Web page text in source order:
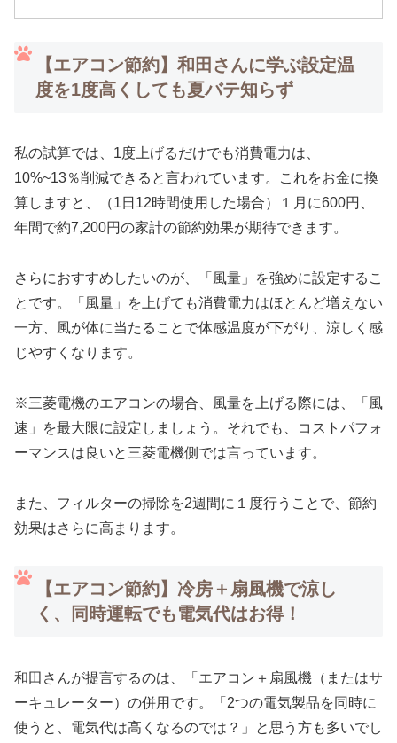
【エアコン節約】和田さんに学ぶ設定温
度を1度高くしても夏バテ知らず
私の試算では、1度上げるだけでも消費電力は、
10%~13％削減できると言われています。これをお金に換
算しますと、（1日12時間使用した場合）１月に600円、
年間で約7,200円の家計の節約効果が期待できます。
さらにおすすめしたいのが、「風量」を強めに設定するこ
とです。「風量」を上げても消費電力はほとんど増えない
一方、風が体に当たることで体感温度が下がり、涼しく感
じやすくなります。
※三菱電機のエアコンの場合、風量を上げる際には、「風
速」を最大限に設定しましょう。それでも、コストパフォ
ーマンスは良いと三菱電機側では言っています。
また、フィルターの掃除を2週間に１度行うことで、節約
効果はさらに高まります。
【エアコン節約】冷房＋扇風機で涼し
く、同時運転でも電気代はお得！
和田さんが提言するのは、「エアコン＋扇風機（またはサ
ーキュレーター）の併用です。「2つの電気製品を同時に
使うと、電気代は高くなるのでは？」と思う方も多いでし